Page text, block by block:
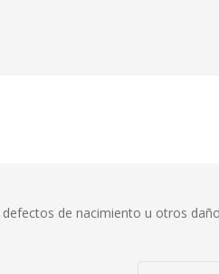
de nacimiento u otros